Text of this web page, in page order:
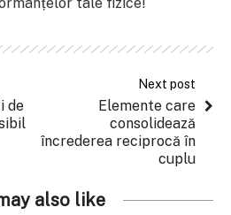
de
Next post
Elemente care
consolidează
încrederea reciprocă în
cuplu
also like